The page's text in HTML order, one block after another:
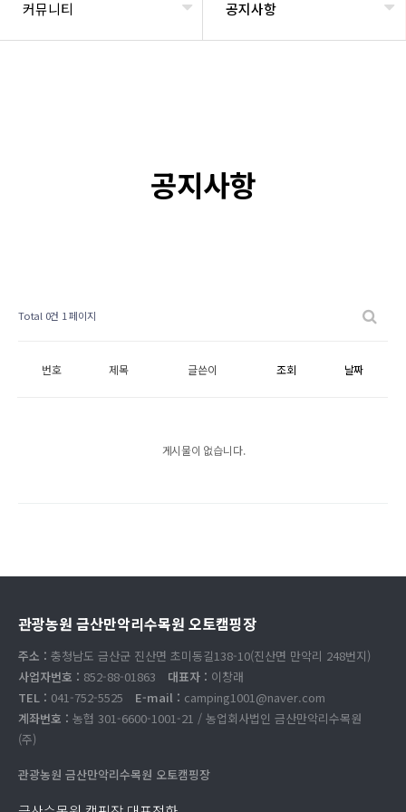
커뮤니티 공지사항
공지사항
Total 0건 1 페이지
번호 제목 글쓴이 조회 날짜
게시물이 없습니다.
관광농원 금산만악리수목원 오토캠핑장
주소 : 충청남도 금산군 진산면 초미동길138-10(진산면 만악리 248번지)
사업자번호 : 852-88-01863 대표자 : 이창래
TEL : 041-752-5525 E-mail : camping1001@naver.com
계좌번호 : 농협 301-6600-1001-21 / 농업회사법인 금산만악리수목원
(주)
관광농원 금산만악리수목원 오토캠핑장